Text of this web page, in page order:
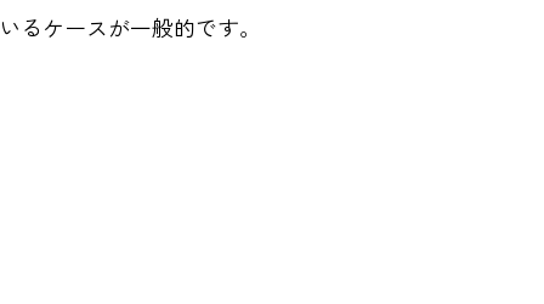
るケースが一般的です。